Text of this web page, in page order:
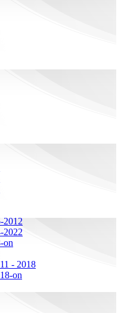
2012
2022
on
- 2018
on